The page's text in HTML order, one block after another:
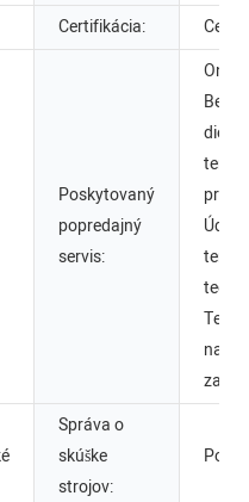
Certifikácia:
Poskytovaný
popredajný
servis:
diely,
na
Správa o
skúške
strojov: